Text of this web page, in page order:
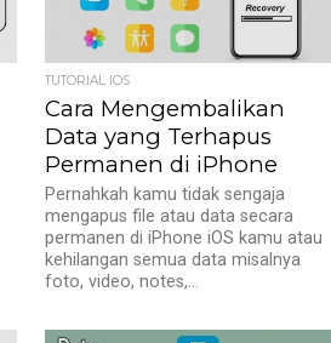
TUTORIAL IOS
Cara Mengembalikan
Data yang Terhapus
Permanen di iPhone
Pernahkah kamu tidak sengaja
mengapus file atau data secara
permanen di iPhone iOS kamu atau
kehilangan semua data misalnya
foto, video, notes,...